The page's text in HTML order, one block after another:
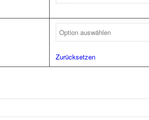
Zurücksetzen